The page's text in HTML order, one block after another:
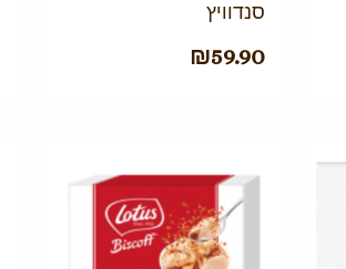
סנדוויץ
₪59.90